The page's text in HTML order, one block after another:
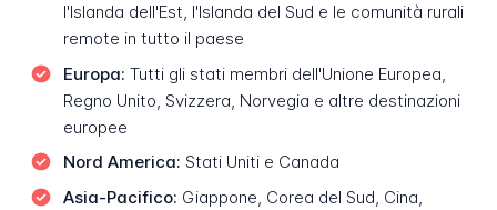
l'Islanda dell'Est, l'Islanda del Sud e le comunità rurali
remote in tutto il paese
Europa: Tutti gli stati membri dell'Unione Europea,
Regno Unito, Svizzera, Norvegia e altre destinazioni
europee
Nord America: Stati Uniti e Canada
Asia-Pacifico: Giappone, Corea del Sud, Cina,